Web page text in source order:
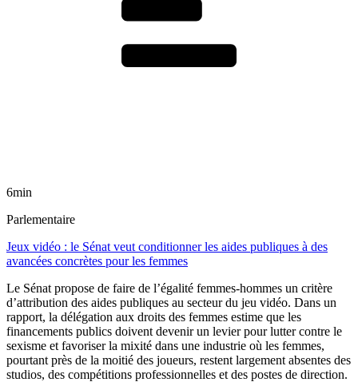
6min
Parlementaire
Jeux vidéo : le Sénat veut conditionner les aides publiques à des
avancées concrètes pour les femmes
Le Sénat propose de faire de l’égalité femmes-hommes un critère
d’attribution des aides publiques au secteur du jeu vidéo. Dans un
rapport, la délégation aux droits des femmes estime que les
financements publics doivent devenir un levier pour lutter contre le
sexisme et favoriser la mixité dans une industrie où les femmes,
pourtant près de la moitié des joueurs, restent largement absentes des
studios, des compétitions professionnelles et des postes de direction.